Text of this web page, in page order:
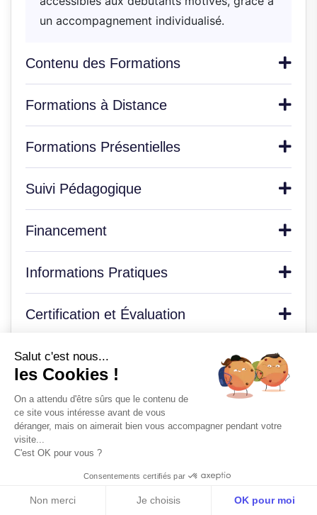
un accompagnement individualisé.
Contenu des Formations
Formations à Distance
Formations Présentielles
Suivi Pédagogique
Financement
Informations Pratiques
Certification et Évaluation
Méthode SENZA
Questions Spécifiques
Prenez un rendez-vous
téléphonique avec nos
Salut c'est nous...
les Cookies !
On a attendu d'être sûrs que le contenu de
ce site vous intéresse avant de vous
déranger, mais on aimerait bien vous accompagner pendant votre
visite...
C'est OK pour vous ?
Consentements certifiés par
Non merci Je choisis OK pour moi